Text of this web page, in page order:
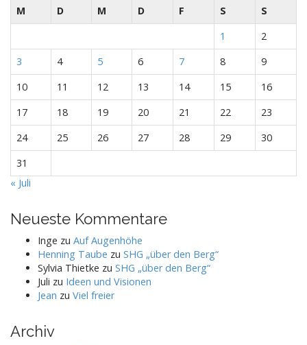
M D M D F S
S
1
2
3
4 5 6 7 8
9
10
11 12 13 14 15
16
17
18 19 20 21 22
23
24
25 26 27 28 29
30
31
« Juli
Neueste Kommentare
Inge zu Auf Augenhöhe
Henning Taube zu SHG „über den Berg“
Sylvia Thietke zu SHG „über den Berg“
Juli zu Ideen und Visionen
Jean zu Viel freier
Archiv